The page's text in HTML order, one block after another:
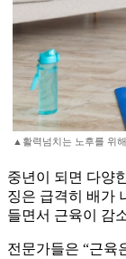
▲활력넘치는 노후를 위
중년이 되면 다양
징은 급격히 배가
들면서 근육이 감
전문가들은 “근육